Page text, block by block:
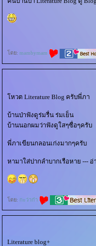
ดย: mambymam
หวต Literature Blog ครับพี่ภา
บ้านป่าฟังดูร่มรื่น ร่มเย็น
บ้านนอกผมว่าฟังดูใสๆซื่อๆครับ
พี่ภาเขียนกลอนเก่งมากๆครับ
หามาใส่ปากลำบากเรือหาย ---
ดย: กะว่าก๋า
Literature blog+